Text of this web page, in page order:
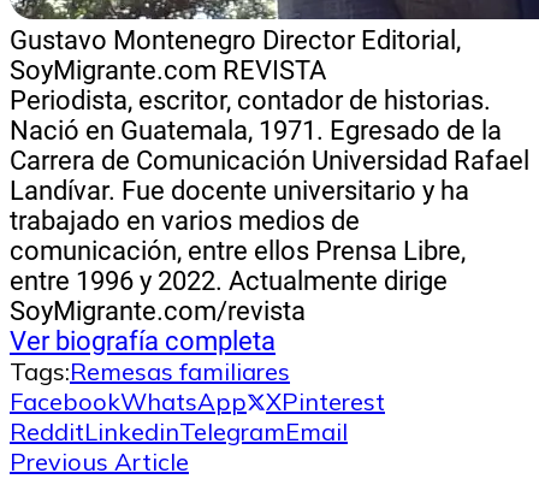
Gustavo Montenegro Director Editorial,
SoyMigrante.com REVISTA
Periodista, escritor, contador de historias.
Nació en Guatemala, 1971. Egresado de la
Carrera de Comunicación Universidad Rafael
Landívar. Fue docente universitario y ha
trabajado en varios medios de
comunicación, entre ellos Prensa Libre,
entre 1996 y 2022. Actualmente dirige
SoyMigrante.com/revista
Ver biografía completa
Tags:Remesas familiares
FacebookWhatsApp XPinterest
RedditLinkedinTelegramEmail
Previous Article